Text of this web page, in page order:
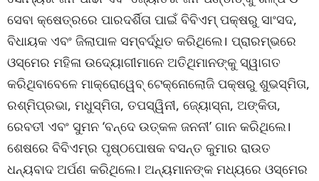
ସେବା କ୍ଷେତ୍ରରେ ପାରଦର୍ଶିତା ପାଇଁ ବିବିଏମ୍ ପକ୍ଷରୁ ସାଂସଦ,
ବିଧାୟକ ଏବଂ ଜିଲାପାଳ ସମ୍ବର୍ଦ୍ଧିତ କରିଥିଲେ। ପ୍ରାରମ୍ଭରେ
ଓସ୍‌ମେର ମହିଳା ଉଦ୍ୟୋଗୀମାନେ ଅତିଥିମାନଙ୍କୁ ସ୍ୱାଗତ
କରିଥିବାବେଳେ ମାକ୍ରୋୱେବ୍ ଟେକ୍ନୋଲୋଜି ପକ୍ଷରୁ ଶୁଭସ୍ମିତା,
ରଶ୍ମିପ୍ରଭା, ମଧୁସ୍ମିତା, ତପସ୍ୱିନୀ, ଜ୍ୟୋସ୍ନା, ଅଙ୍କିତା,
ରେବତୀ ଏବଂ ସୁମନ ‘ବନ୍ଦେ ଉତ୍କଳ ଜନନୀ’ ଗାନ କରିଥିଲେ।
ଶେଷରେ ବିବିଏମ୍‌ର ପୃଷ୍ଠପୋଷକ ବସନ୍ତ କୁମାର ରାଉତ
ଧନ୍ୟବାଦ ଅର୍ପଣ କରିଥିଲେ। ଅନ୍ୟମାନଙ୍କ ମଧ୍ୟରେ ଓସ୍‌ମେର